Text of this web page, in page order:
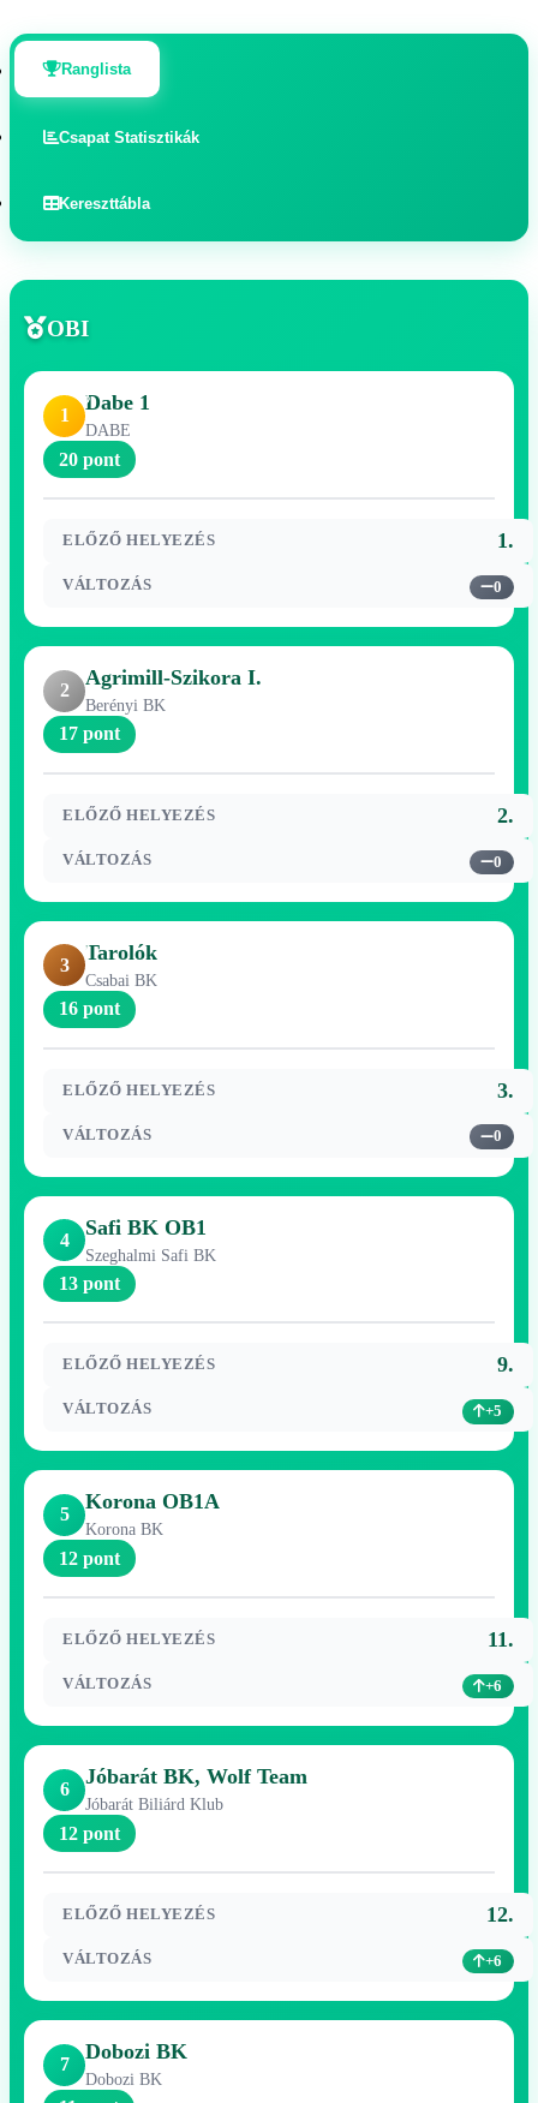
Ranglista
Csapat Statisztikák
Kereszttábla
OBI
1
Dabe 1
DABE
20 pont
ELŐZŐ HELYEZÉS 1.
VÁLTOZÁS 0
2
Agrimill-Szikora I.
Berényi BK
17 pont
ELŐZŐ HELYEZÉS 2.
VÁLTOZÁS 0
3
Tarolók
Csabai BK
16 pont
ELŐZŐ HELYEZÉS 3.
VÁLTOZÁS 0
4
Safi BK OB1
Szeghalmi Safi BK
13 pont
ELŐZŐ HELYEZÉS 9.
VÁLTOZÁS +5
5
Korona OB1A
Korona BK
12 pont
ELŐZŐ HELYEZÉS 11.
VÁLTOZÁS +6
6
Jóbarát BK, Wolf Team
Jóbarát Biliárd Klub
12 pont
ELŐZŐ HELYEZÉS 12.
VÁLTOZÁS +6
7
Dobozi BK
Dobozi BK